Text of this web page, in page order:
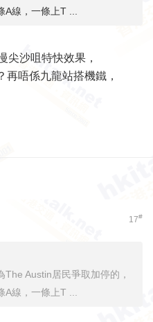
線，一條上T ...
尖沙咀特快效果，
唔係九龍站搭機鐵，
17#
Austin居民爭取加停的，
線，一條上T ...